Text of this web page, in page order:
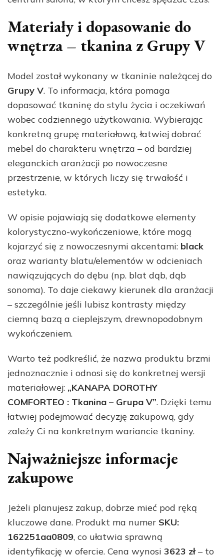
Materiały i dopasowanie do
wnętrza – tkanina z Grupy V
Model został wykonany w tkaninie należącej do
Grupy V. To informacja, która pomaga
dopasować tkaninę do stylu życia i oczekiwań
wobec codziennego użytkowania. Wybierając
konkretną grupę materiałową, łatwiej dobrać
mebel do charakteru wnętrza – od bardziej
eleganckich aranżacji po nowoczesne
przestrzenie, w których liczy się trwałość i
estetyka.
W opisie pojawiają się dodatkowe elementy
kolorystyczno-wykończeniowe, które mogą
kojarzyć się z nowoczesnymi akcentami: black
oraz warianty blatu/elementów w odcieniach
nawiązujących do dębu (np. blat dąb, dąb
sonoma). To daje ciekawy kierunek dla aranżacji
– szczególnie jeśli lubisz kontrasty między
ciemną bazą a cieplejszym, drewnopodobnym
wykończeniem.
Warto też podkreślić, że nazwa produktu brzmi
jednoznacznie i odnosi się do konkretnej wersji
materiałowej: „KANAPA DOROTHY
COMFORTEO : Tkanina – Grupa V”. Dzięki temu
łatwiej podejmować decyzję zakupową, gdy
zależy Ci na konkretnym wariancie tkaniny.
Najważniejsze informacje
zakupowe
Jeżeli planujesz zakup, dobrze mieć pod ręką
kluczowe dane. Produkt ma numer SKU:
162251aa0809, co ułatwia sprawną
identyfikację w ofercie. Cena wynosi 3623 zł– to